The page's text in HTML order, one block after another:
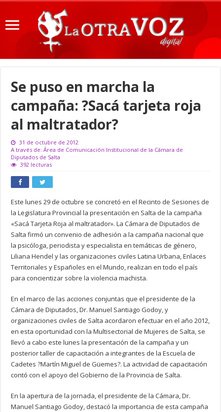
Se puso en marcha la
campaña: ?Sacá tarjeta roja
al maltratador?
31 de octubre de 2012
A través de: Área de Comunicación Institucional de la Cámara de
Diputados de Salta
392 lecturas
Este lunes 29 de octubre se concretó en el Recinto de Sesiones de
la Legislatura Provincial la presentación en Salta de la campaña
«Sacá Tarjeta Roja al maltratador». La Cámara de Diputados de
Salta firmó un convenio de adhesión a la campaña nacional que
la psicóloga, periodista y especialista en temáticas de género,
Liliana Hendel y las organizaciones civiles Latina Urbana, Enlaces
Territoriales y Españoles en el Mundo, realizan en todo el país
para concientizar sobre la violencia machista.
En el marco de las acciones conjuntas que el presidente de la
Cámara de Diputados, Dr. Manuel Santiago Godoy, y
organizaciones civiles de Salta acordaron efectuar en el año 2012,
en esta oportunidad con la Multisectorial de Mujeres de Salta, se
llevó a cabo este lunes la presentación de la campaña y un
posterior taller de capacitación a integrantes de la Escuela de
Cadetes ?Martín Miguel de Güemes?. La actividad de capacitación
contó con el apoyo del Gobierno de la Provincia de Salta.
En la apertura de la jornada, el presidente de la Cámara, Dr.
Manuel Santiago Godoy, destacó la importancia de esta campaña